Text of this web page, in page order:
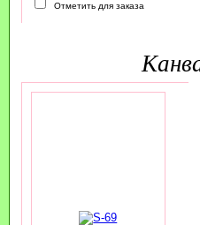
Отметить для заказа